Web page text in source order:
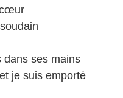
cœur
dans ses mains
je suis emporté